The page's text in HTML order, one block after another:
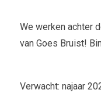
We werken achter
van Goes Bruist!
Verwacht: najaar